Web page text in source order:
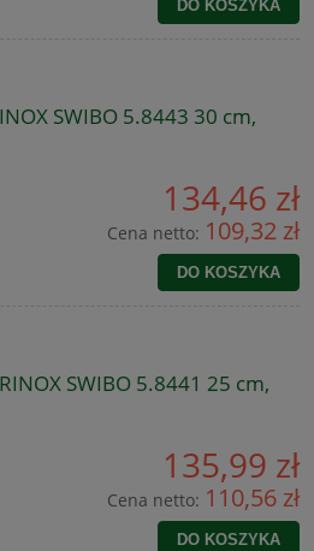
DO KOSZYKA
SWIBO 5.8443 30 cm,
134,46 zł
Cena netto: 109,32 zł
DO KOSZYKA
SWIBO 5.8441 25 cm,
135,99 zł
Cena netto: 110,56 zł
DO KOSZYKA